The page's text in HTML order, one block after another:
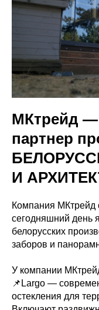
МКтрейд —
партнер
И
Компания МКтрейд
сегодняшний день
белорусских
заборов и
У компании
📌Largo —
остекления для